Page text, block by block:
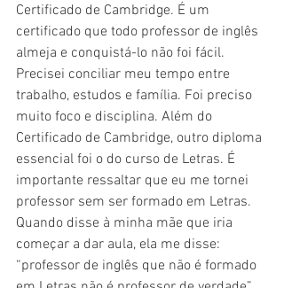
Certificado de Cambridge. É um
certificado que todo professor de inglês
almeja e conquistá-lo não foi fácil.
Precisei conciliar meu tempo entre
trabalho, estudos e família. Foi preciso
muito foco e disciplina. Além do
Certificado de Cambridge, outro diploma
essencial foi o do curso de Letras. É
importante ressaltar que eu me tornei
professor sem ser formado em Letras.
Quando disse à minha mãe que iria
começar a dar aula, ela me disse:
“professor de inglês que não é formado